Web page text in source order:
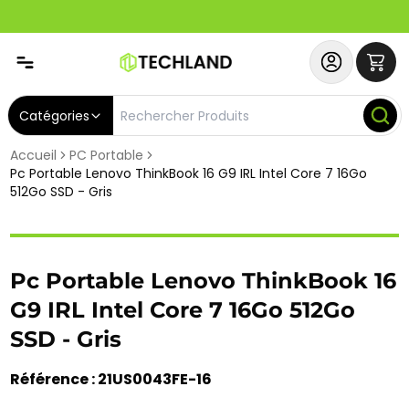
Catégories
Accueil
PC Portable
Pc Portable Lenovo ThinkBook 16 G9 IRL Intel Core 7 16Go
512Go SSD - Gris
Pc Portable Lenovo ThinkBook 16
G9 IRL Intel Core 7 16Go 512Go
SSD - Gris
Référence : 21US0043FE-16